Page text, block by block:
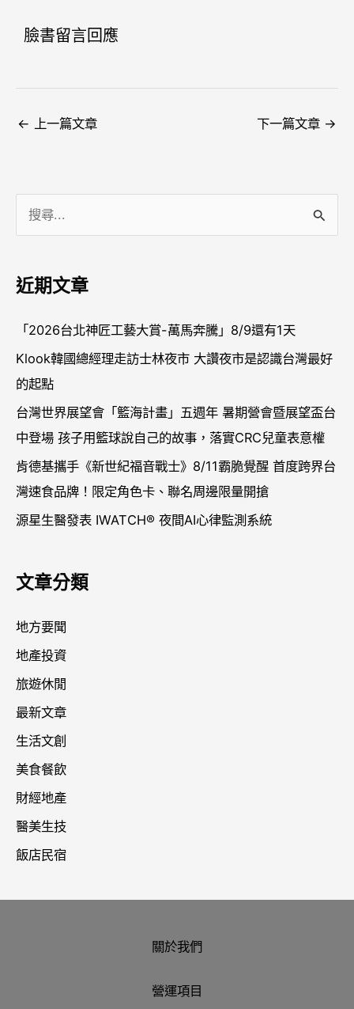
臉書留言回應
← 上一篇文章 下一篇文章 →
鍵
近期文章
「2026台北神匠工藝大賞-萬馬奔騰」8/9還有1天
Klook韓國總經理走訪士林夜市 大讚夜市是認識台灣最好
的起點
台灣世界展望會「籃海計畫」五週年 暑期營會暨展望盃台
中登場 孩子用籃球說自己的故事，落實CRC兒童表意權
肯德基攜手《新世紀福音戰士》8/11霸脆覺醒 首度跨界台
灣速食品牌！限定角色卡、聯名周邊限量開搶
源星生醫發表 IWATCH® 夜間AI心律監測系統
文章分類
地方要聞
地產投資
旅遊休閒
最新文章
生活文創
美食餐飲
財經地產
醫美生技
飯店民宿
關於我們
營運項目